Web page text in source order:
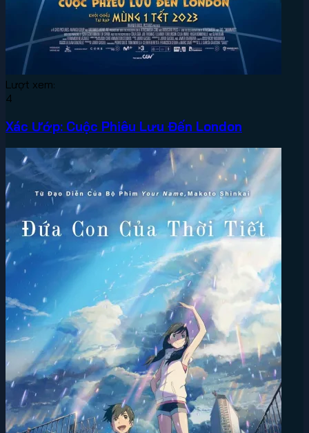
Lượt xem:
4
Xác Ướp: Cuộc Phiêu Lưu Đến London